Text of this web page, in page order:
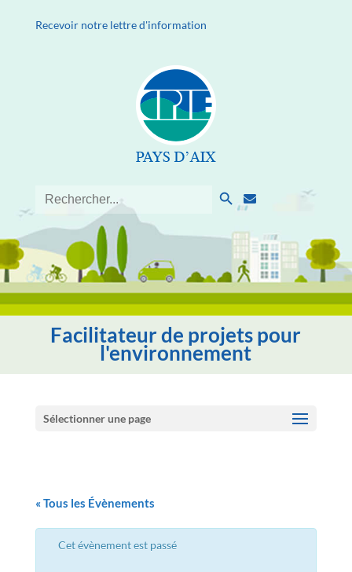
Recevoir notre lettre d'information
Search
for:
Facilitateur de projets pour
l'environnement
Sélectionner une page
« Tous les Évènements
Cet évènement est passé